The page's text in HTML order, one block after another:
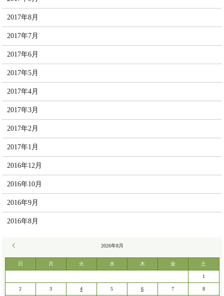
2017年8月
2017年7月
2017年6月
2017年5月
2017年4月
2017年3月
2017年2月
2017年1月
2016年12月
2016年10月
2016年9月
2016年8月
2026年8月
日 月 火 水 木 金 土
1
2 3 4 5 6 7 8